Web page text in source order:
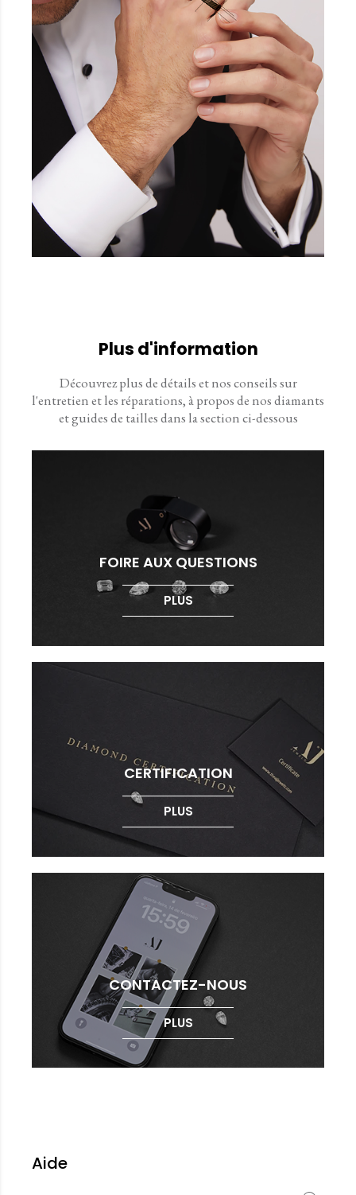
Plus d'information
Découvrez plus de détails et nos conseils sur
l'entretien et les réparations, à propos de nos diamants
et guides de tailles dans la section ci-dessous
FOIRE AUX QUESTIONS
PLUS
CERTIFICATION
PLUS
CONTACTEZ-NOUS
PLUS
Aide